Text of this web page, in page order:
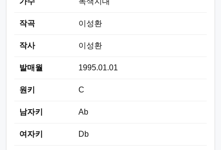
작곡 이성환
작사 이성환
발매월 1995.01.01
원키 C
남자키 Ab
여자키 Db